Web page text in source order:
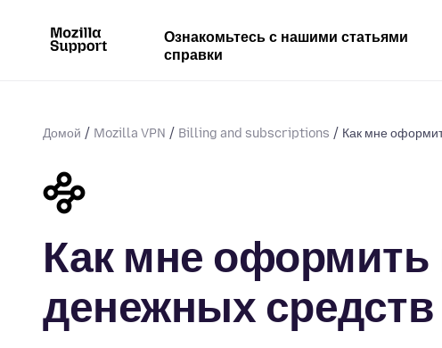
Ознакомьтесь с нашими статьями
справки
Домой Mozilla VPN Billing and subscriptions Как мне
Как мне оформить
денежных средств